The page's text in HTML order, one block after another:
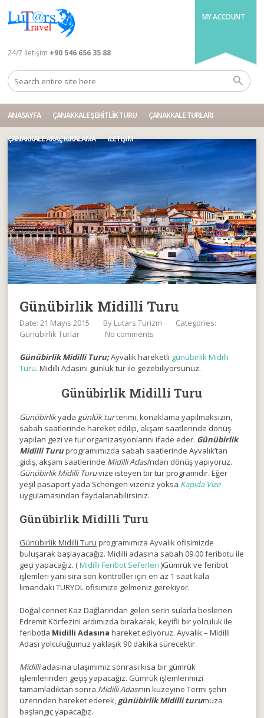
MY ACCOUNT
24/7 İletişim +90 546 656 35 88
ANASAYFA ÇANAKKALE ŞEHITLIK TURU ÇANAKKALE TURLARI
ÇANAKKALE ARAÇ KIRALAMA İLETIŞIM
Günübirlik Midilli Turu
Date: 21 Mayıs 2015 By Lutars Turizm
Categories:
Günübirlik Turlar
No comments
Günübirlik Midilli Turu;Ayvalık hareketli günübirlik Midilli
Turu. Midilli Adasını günlük tur ile gezebiliyorsunuz.
Günübirlik Midilli Turu
Günübirlikyada günlük turterimi, konaklama yapılmaksızın,
sabah saatlerinde hareket edilip, akşam saatlerinde dönüş
yapılan gezi ve tur organizasyonlarını ifade eder. Günübirlik
Midilli Turuprogramımızda sabah saatlerinde Ayvalık’tan
gidiş, akşam saatlerinde Midilli Adası‘ndan dönüş yapıyoruz.
Günübirlik Midilli Turuvize isteyen bir tur programıdır. Eğer
yeşil pasaport yada Schengen vizeniz yoksa Kapıda Vize
uygulamasından faydalanabilirsiniz.
Günübirlik Midilli Turu
Günübirlik Midilli Turu programımıza Ayvalık ofisimizde
buluşarak başlayacağız. Midilli adasına sabah 09.00 feribotu ile
geçi yapacağız. (Midilli Feribot Seferleri)Gümrük ve feribot
işlemleri yanı sıra son kontroller için en az 1 saat kala
limandaki TURYOL ofisimize gelmeniz gerekiyor.
Doğal cennet Kaz Dağlarından gelen serin sularla beslenen
Edremit Körfezini ardımızda bırakarak, keyifli bir yolculuk ile
feribotla Midilli Adasına hareket ediyoruz. Ayvalık – Midilli
Adası yolculuğumuz yaklaşık 90 dakika sürecektir.
Midilliadasına ulaşımımız sonrası kısa bir gümrük
işlemlerinden geçiş yapacağız. Gümrük işlemlerimizi
tamamladıktan sonra Midilli Adasının kuzeyine Termi şehri
üzerinden hareket ederek, günübirlik Midilli turumuza
başlangıç yapacağız.